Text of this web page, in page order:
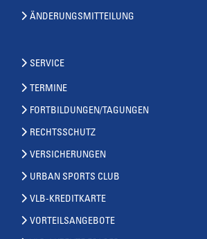
ÄNDERUNGSMITTEILUNG
SERVICE
TERMINE
FORTBILDUNGEN/TAGUNGEN
RECHTSSCHUTZ
VERSICHERUNGEN
URBAN SPORTS CLUB
VLB-KREDITKARTE
VORTEILSANGEBOTE